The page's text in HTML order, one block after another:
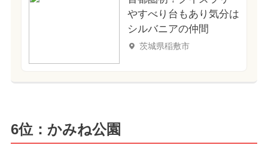
やすべり台もあり気分は
シルバニアの仲間
茨城県稲敷市
6位：かみね公園